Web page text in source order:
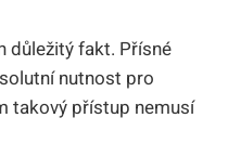
důležitý fakt. Přísné
nutnost pro
takový přístup nemusí